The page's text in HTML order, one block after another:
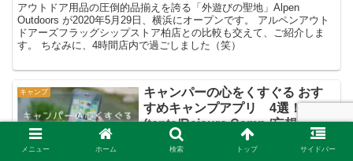
アウトドア用品の圧倒的品揃えを誇る「外遊びの聖地」Alpen
Outdoors が2020年5月29日、横浜にオープンです。 アルペンアウト
ドアーズフラッグシップストア柏店との比較も交えて、ご紹介しま
す。 ちなみに、4時間店内で過ごしました（笑）
キャンプ
キャンパーの心をくすぐる おす
すめキャンプアプリ 4選！
(tents/Reisure Camp /妄想キャン
プ/Bonfire)
メニュー ホーム 検索 トップ サイドバー